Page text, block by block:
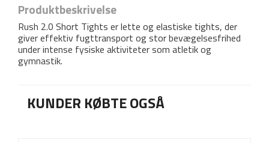
Produktbeskrivelse
Rush 2.0 Short Tights er lette og elastiske tights, der
giver effektiv fugttransport og stor bevægelsesfrihed
under intense fysiske aktiviteter som atletik og
gymnastik.
KUNDER KØBTE OGSÅ